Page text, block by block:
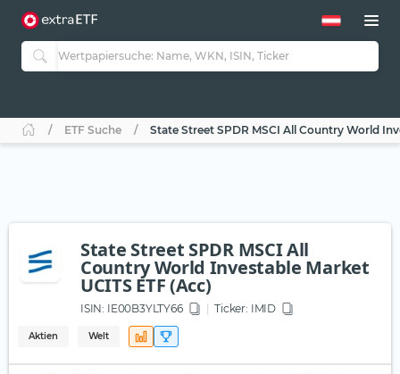
ETF Suche State Street SPDR MSCI All Country World
State Street SPDR MSCI All
Country World Investable Market
UCITS ETF (Acc)
ISIN: IE00B3YLTY66 Ticker: IMID
Aktien Welt